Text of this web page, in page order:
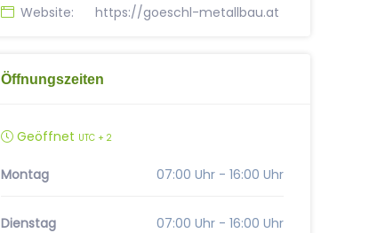
Website: https://goeschl-metallbau.at
Öffnungszeiten
Geöffnet UTC + 2
Montag 07:00 Uhr - 16:00 Uhr
Dienstag 07:00 Uhr - 16:00 Uhr